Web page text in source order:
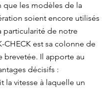
que les modèles de la
soient encore utilisés
particularité de notre
CHECK est sa colonne de
brevetée. Il apporte au
décisifs :
la vitesse à laquelle un